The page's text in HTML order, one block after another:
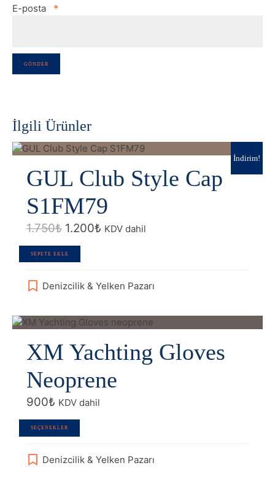
E-posta *
İlgili Ürünler
İndirim!
GUL Club Style Cap
S1FM79
1.750₺ Orijinal
1.750₺.
1.200₺Şu
KDV dahil
SEPETE EKLE
Denizcilik & Yelken Pazarı
XM Yachting Gloves
Neoprene
900₺ KDV dahil
SEÇENEKLER
ürünün
fazla
Denizcilik & Yelken Pazarı